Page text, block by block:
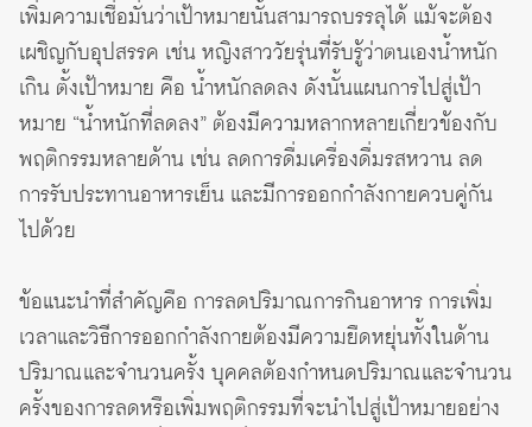
เพิ่มความเชื่อมั่นว่าเป้าหมายนั้นสามารถบรรลุได้ แม้จะต้อง
เผชิญกับอุปสรรค เช่น หญิงสาววัยรุ่นที่รับรู้ว่าตนเองน้ำหนัก
เกิน ตั้งเป้าหมาย คือ น้ำหนักลดลง ดังนั้นแผนการไปสู่เป้า
หมาย “น้ำหนักที่ลดลง” ต้องมีความหลากหลายเกี่ยวข้องกับ
พฤติกรรมหลายด้าน เช่น ลดการดื่มเครื่องดื่มรสหวาน ลด
การรับประทานอาหารเย็น และมีการออกกำลังกายควบคู่กัน
ไปด้วย
ข้อแนะนำที่สำคัญคือ การลดปริมาณการกินอาหาร การเพิ่ม
เวลาและวิธีการออกกำลังกายต้องมีความยืดหยุ่นทั้งในด้าน
ปริมาณและจำนวนครั้ง บุคคลต้องกำหนดปริมาณและจำนวน
ครั้งของการลดหรือเพิ่มพฤติกรรมที่จะนำไปสู่เป้าหมายอย่าง